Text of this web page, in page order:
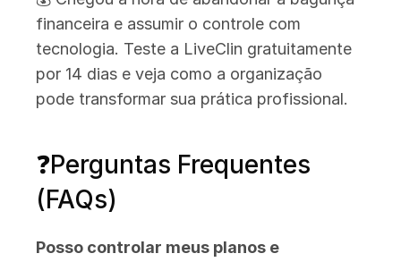
financeira e assumir o controle com
tecnologia. Teste a LiveClin gratuitamente
por 14 dias e veja como a organização
pode transformar sua prática profissional.
❓Perguntas Frequentes
(FAQs)
Posso controlar meus planos e